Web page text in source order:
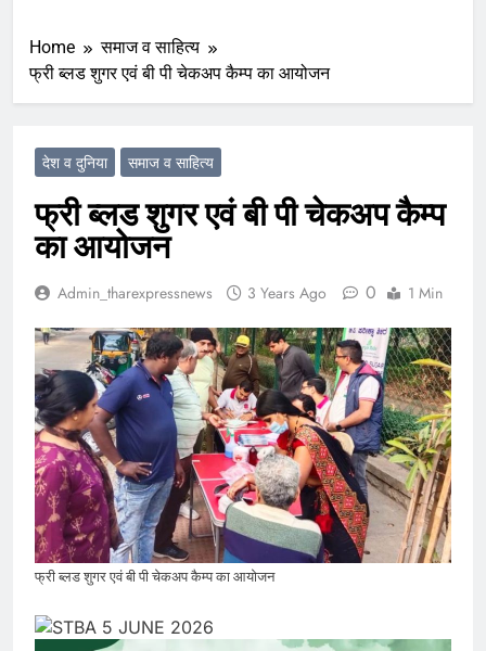
Home
समाज व साहित्य
फ्री ब्लड शुगर एवं बी पी चेकअप कैम्प का आयोजन
देश व दुनिया समाज व साहित्य
फ्री ब्लड शुगर एवं बी पी चेकअप कैम्प
का आयोजन
Admin_tharexpressnews 3 Years Ago 0 1 Min
फ्री ब्लड शुगर एवं बी पी चेकअप कैम्प का आयोजन